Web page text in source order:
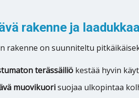
rakenne ja
rakenne on suunniteltu
terässäiliökestää hyvin
muovikuorisuojaa ulkopintaa